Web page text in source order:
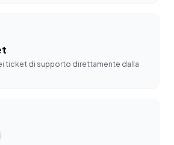
ticket di supporto direttamente dalla